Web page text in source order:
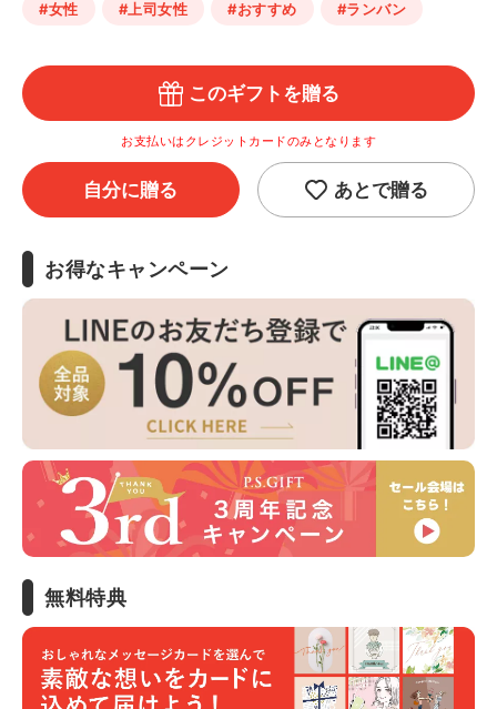
#女性 #上司女性 #おすすめ #ランバン
このギフトを贈る
お支払いはクレジットカードのみとなります
自分に贈る あとで贈る
お得なキャンペーン
無料特典